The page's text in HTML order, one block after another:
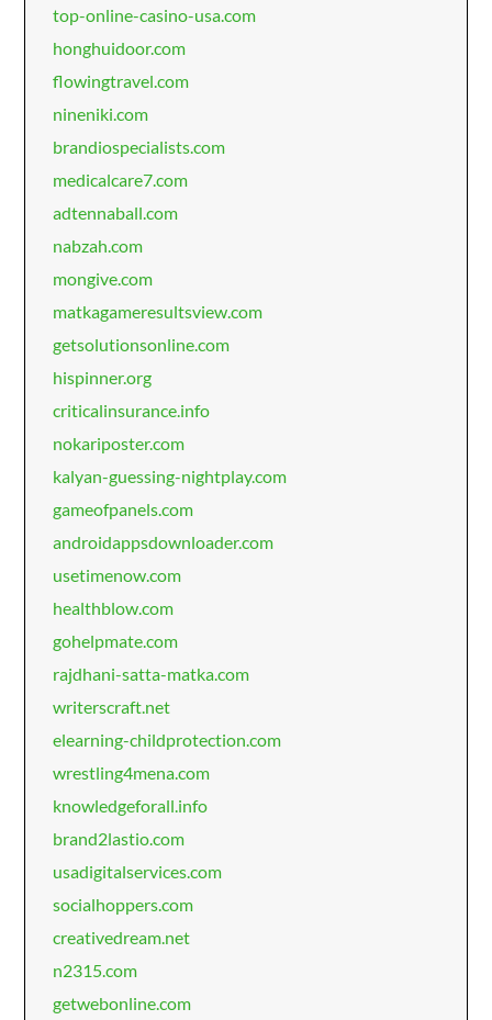
top-online-casino-usa.com
honghuidoor.com
flowingtravel.com
nineniki.com
brandiospecialists.com
medicalcare7.com
adtennaball.com
nabzah.com
mongive.com
matkagameresultsview.com
getsolutionsonline.com
hispinner.org
criticalinsurance.info
nokariposter.com
kalyan-guessing-nightplay.com
gameofpanels.com
androidappsdownloader.com
usetimenow.com
healthblow.com
gohelpmate.com
rajdhani-satta-matka.com
writerscraft.net
elearning-childprotection.com
wrestling4mena.com
knowledgeforall.info
brand2lastio.com
usadigitalservices.com
socialhoppers.com
creativedream.net
n2315.com
getwebonline.com